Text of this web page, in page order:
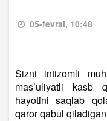
05-fevral, 10:48
Sizni intizomli
mas’uliyatli kasb
hayotini saqlab
qaror qabul